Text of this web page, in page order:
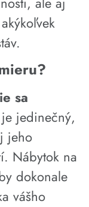
sa
jedinečný,
jeho
Nábytok na
dokonale
vášho